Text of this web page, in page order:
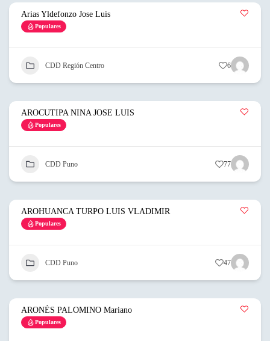
Arias Yldefonzo Jose Luis
Populares
CDD Región Centro 6
AROCUTIPA NINA JOSE LUIS
Populares
CDD Puno 77
AROHUANCA TURPO LUIS VLADIMIR
Populares
CDD Puno 47
ARONÉS PALOMINO Mariano
Populares